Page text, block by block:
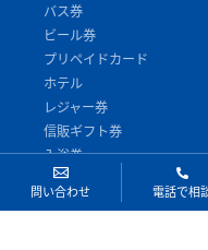
問い合わせ 電話で相
バス券
ビール券
プリペイドカード
ホテル
レジャー券
信販ギフト券
入浴券
切手
印紙・証紙